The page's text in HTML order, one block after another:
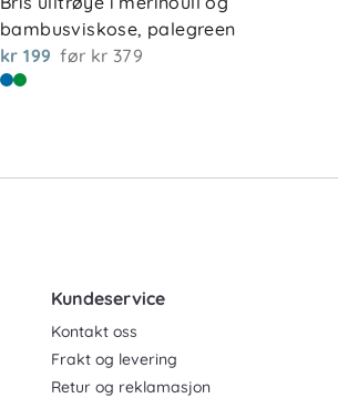
bambusviskose, palegreen
kr 199 før kr 379
Kundeservice
Kontakt oss
Frakt og levering
Retur og reklamasjon